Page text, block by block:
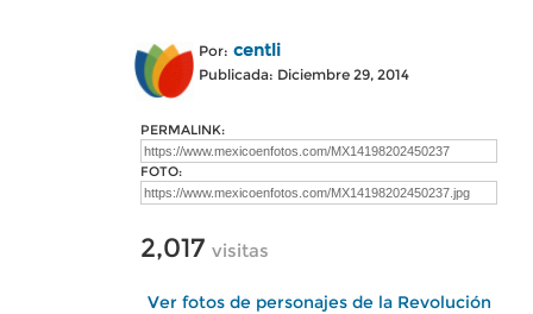
Por: centli
Publicada: Diciembre 29, 2014
PERMALINK:
FOTO:
2,017 visitas
Ver fotos de personajes de la Revolución